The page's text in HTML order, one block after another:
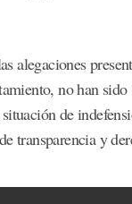
alegaciones
no han
de
transparencia y